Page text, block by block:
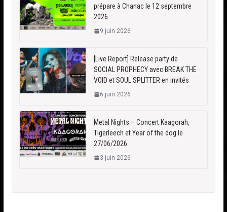
prépare à Chanac le 12 septembre
2026
9 juin 2026
[Live Report] Release party de
SOCIAL PROPHECY avec BREAK THE
VOID et SOUL SPLITTER en invités
6 juin 2026
Metal Nights – Concert Kaagorah,
Tigerleech et Year of the dog le
27/06/2026
3 juin 2026